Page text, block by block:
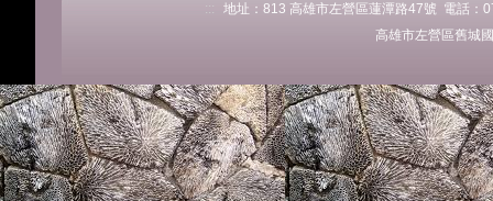
:::
地址：813 高雄市左營區蓮潭路47號 電話
高雄市左營區舊城